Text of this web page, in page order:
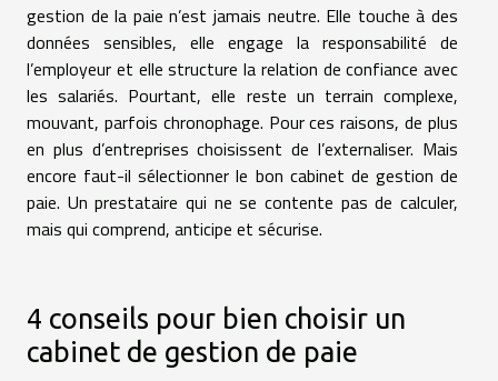
gestion de la paie n’est jamais neutre. Elle touche à des
données sensibles, elle engage la responsabilité de
l’employeur et elle structure la relation de confiance avec
les salariés. Pourtant, elle reste un terrain complexe,
mouvant, parfois chronophage. Pour ces raisons, de plus
en plus d’entreprises choisissent de l’externaliser. Mais
encore faut-il sélectionner le bon cabinet de gestion de
paie. Un prestataire qui ne se contente pas de calculer,
mais qui comprend, anticipe et sécurise.
4 conseils pour bien choisir un
cabinet de gestion de paie